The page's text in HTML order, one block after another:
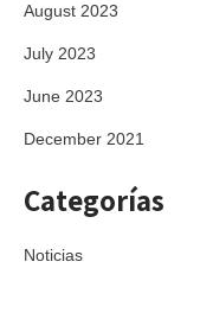
August 2023
July 2023
June 2023
December 2021
Categorías
Noticias